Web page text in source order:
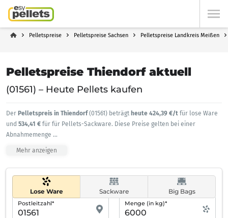
Pelletspreise Pelletspreise Sachsen Pelletspreise Landkreis Meißen
Pelletspreise Thiendorf aktuell
(01561) – Heute Pellets kaufen
Der Pelletspreis in Thiendorf(01561) beträgt heute 424,39 €/t für lose Ware
und 534,41 € für für Pellets-Sackware. Diese Preise gelten bei einer
Abnahmemenge ...
Mehr anzeigen
Lose Ware Sackware Big Bags
Postleitzahl* Menge (in kg)*